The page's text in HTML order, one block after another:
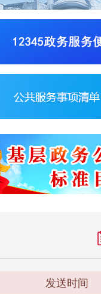
设立变更
发送时间